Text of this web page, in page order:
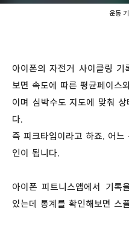
운동
아이폰의 자전거 사이클링 기
보면 속도에 따른 평균페이스
이며 심박수도 지도에 맞춰
다.
즉 피크타임이라고 하죠. 어
인이 됩니다.
아이폰 피트니스앱에서 기
있는데 통계를 확인해보면 스